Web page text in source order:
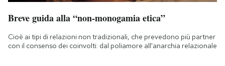
Breve guida alla “non-monogamia etica”
Cioè ai tipi di relazioni non tradizionali, che prevedono più partner
con il consenso dei coinvolti: dal poliamore all'anarchia relazionale